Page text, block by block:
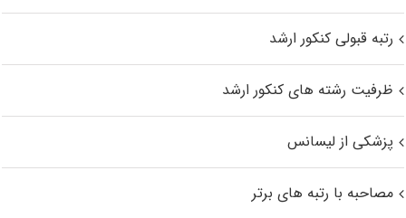
رتبه قبولی کنکور ارشد
ظرفیت رشته های کنکور ارشد
پزشکی از لیسانس
مصاحبه با رتبه های برتر